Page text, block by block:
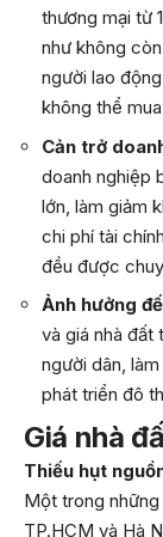
thương mại từ
như không
người lao
không thể
Cản trở
doanh nghiệp
lớn, làm giảm
chi phí tài
đều được
Ảnh hưởng
và giá nhà đất
người dân,
phát triển đô
Giá nhà
Thiếu hụt
Một trong những
TP.HCM và Hà